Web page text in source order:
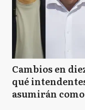
Cambios en
qué
asumirán